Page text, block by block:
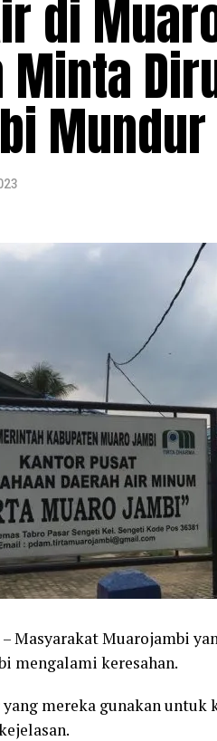
di
Mundur
– Masyarakat Muarojambi
mengalami keresahan.
mereka gunakan